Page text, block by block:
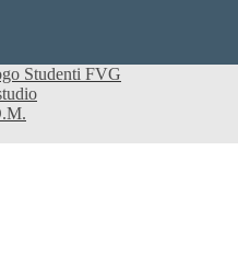
Studenti FVG